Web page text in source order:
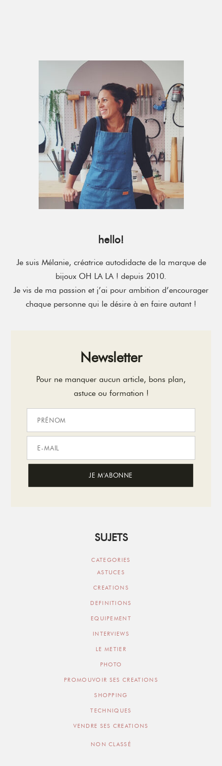
Primary
hello!
Je suis Mélanie, créatrice autodidacte de la marque de
bijoux OH LA LA ! depuis 2010.
Je vis de ma passion et j’ai pour ambition d’encourager
chaque personne qui le désire à en faire autant !
Newsletter
Pour ne manquer aucun article, bons plan,
astuce ou formation !
SUJETS
CATEGORIES
ASTUCES
CREATIONS
DEFINITIONS
EQUIPEMENT
INTERVIEWS
LE METIER
PHOTO
PROMOUVOIR SES CREATIONS
SHOPPING
TECHNIQUES
VENDRE SES CREATIONS
NON CLASSÉ